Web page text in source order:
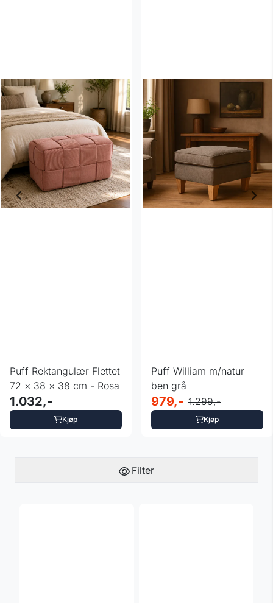
Puff Rektangulær Flettet
72 × 38 × 38 cm - Rosa
1.032,-
Kjøp
Puff William m/natur
ben grå
979,- 1.299,-
Kjøp
Filter